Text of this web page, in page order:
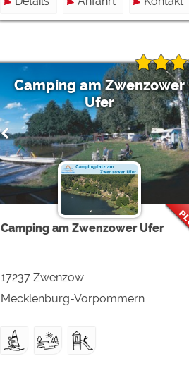
Camping am Zwenzower
Ufer
Camping am Zwenzower Ufer
17237 Zwenzow
Mecklenburg-Vorpommern